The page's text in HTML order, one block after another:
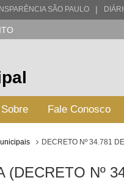
SÃO PAULO |
Sobre Fale Conosco
DECRETO Nº 34.781
(DECRETO Nº